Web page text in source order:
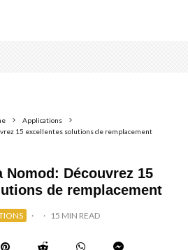
Applications
15 excellentes solutions de remplacement
Nomod: Découvrez 15
de remplacement
· · 15 MIN READ